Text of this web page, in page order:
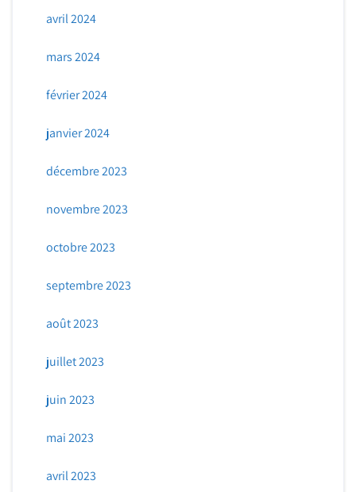
avril 2024
mars 2024
février 2024
janvier 2024
décembre 2023
novembre 2023
octobre 2023
septembre 2023
août 2023
juillet 2023
juin 2023
mai 2023
avril 2023